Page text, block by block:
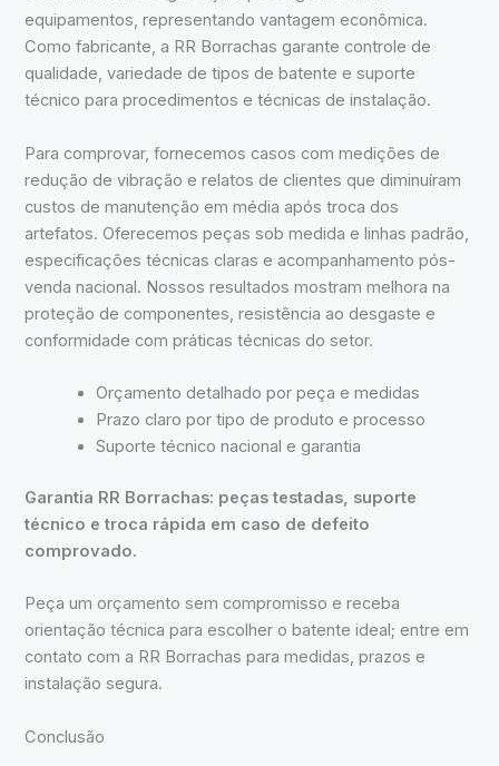
equipamentos, representando vantagem econômica.
Como fabricante, a RR Borrachas garante controle de
qualidade, variedade de tipos de batente e suporte
técnico para procedimentos e técnicas de instalação.
Para comprovar, fornecemos casos com medições de
redução de vibração e relatos de clientes que diminuíram
custos de manutenção em média após troca dos
artefatos. Oferecemos peças sob medida e linhas padrão,
especificações técnicas claras e acompanhamento pós-
venda nacional. Nossos resultados mostram melhora na
proteção de componentes, resistência ao desgaste e
conformidade com práticas técnicas do setor.
Orçamento detalhado por peça e medidas
Prazo claro por tipo de produto e processo
Suporte técnico nacional e garantia
Garantia RR Borrachas: peças testadas, suporte
técnico e troca rápida em caso de defeito
comprovado.
Peça um orçamento sem compromisso e receba
orientação técnica para escolher o batente ideal; entre em
contato com a RR Borrachas para medidas, prazos e
instalação segura.
Conclusão